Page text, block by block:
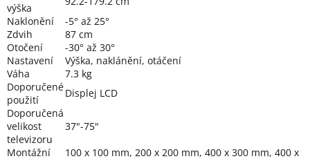
výška
Naklonění
-5° až 25°
Zdvih
87 cm
Otočení
-30° až 30°
Nastavení
Výška, naklánění, otáčení
Váha
7.3 kg
Doporučené
použití
Displej LCD
Doporučená
velikost
televizoru
37"-75"
Montážní
100 x 100 mm, 200 x 200 mm, 400 x 300 mm, 400 x